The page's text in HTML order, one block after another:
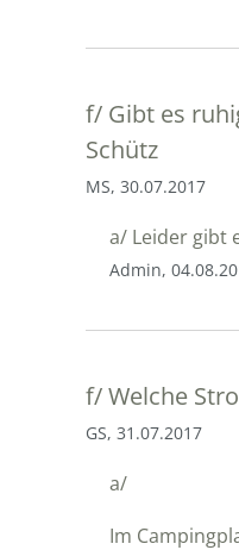
f/ Gibt es
Schütz
MS, 30.07.2017
a/ Leider gibt
Admin,
f/Welche
GS, 31.07.2017
a/
Im